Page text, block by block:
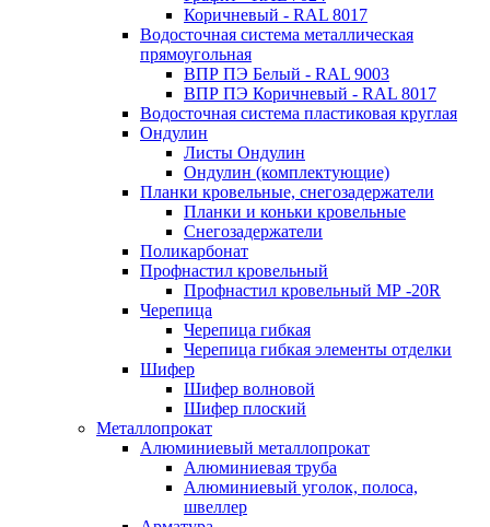
Коричневый - RAL 8017
Водосточная система металлическая
прямоугольная
ВПР ПЭ Белый - RAL 9003
ВПР ПЭ Коричневый - RAL 8017
Водосточная система пластиковая круглая
Ондулин
Листы Ондулин
Ондулин (комплектующие)
Планки кровельные, снегозадержатели
Планки и коньки кровельные
Снегозадержатели
Поликарбонат
Профнастил кровельный
Профнастил кровельный МР -20R
Черепица
Черепица гибкая
Черепица гибкая элементы отделки
Шифер
Шифер волновой
Шифер плоский
Металлопрокат
Алюминиевый металлопрокат
Алюминиевая труба
Алюминиевый уголок, полоса,
швеллер